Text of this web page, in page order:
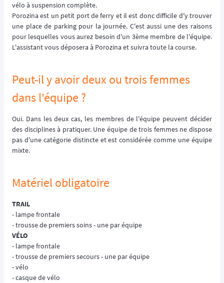
vélo à suspension complète.
Porozina est un petit port de ferry et il est donc difficile d'y trouver
une place de parking pour la journée. C'est aussi une des raisons
pour lesquelles vous aurez besoin d'un 3ème membre de l'équipe.
L'assistant vous déposera à Porozina et suivra toute la course.
Peut-il y avoir deux ou trois femmes
dans l'équipe ?
Oui. Dans les deux cas, les membres de l'équipe peuvent décider
des disciplines à pratiquer. Une équipe de trois femmes ne dispose
pas d'une catégorie distincte et est considérée comme une équipe
mixte.
Matériel obligatoire
TRAIL
- lampe frontale
- trousse de premiers soins - une par équipe
VÉLO
- lampe frontale
- trousse de premiers secours - une par équipe
- vélo
- casque de vélo